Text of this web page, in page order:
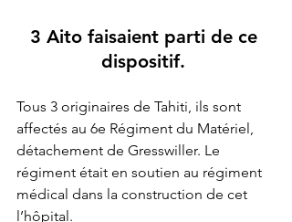
3 Aito faisaient parti de ce
dispositif.
Tous 3 originaires de Tahiti, ils sont
affectés au 6e Régiment du Matériel,
détachement de Gresswiller. Le
régiment était en soutien au régiment
médical dans la construction de cet
l’hôpital.